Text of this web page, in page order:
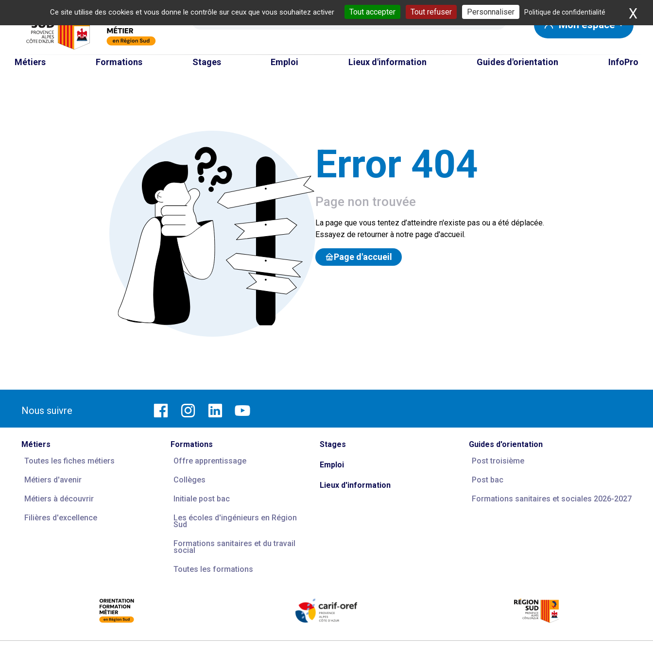
Ce site utilise des cookies et vous donne le contrôle sur ceux que vous souhaitez activer Tout accepter Tout refuser Personnaliser Politique de confidentialité X
Mon espace
Métiers Formations Stages Emploi Lieux d'information Guides d'orientation InfoPro
Error 404
Page non trouvée
La page que vous tentez d’atteindre n'existe pas ou a été déplacée.
Essayez de retourner à notre page d'accueil.
Page d'accueil
Nous suivre
Métiers
Toutes les fiches métiers
Métiers d'avenir
Métiers à découvrir
Filières d'excellence
Formations
Offre apprentissage
Collèges
Initiale post bac
Les écoles d'ingénieurs en Région
Sud
Formations sanitaires et du travail
social
Toutes les formations
Stages
Emploi
Lieux d'information
Guides d'orientation
Post troisième
Post bac
Formations sanitaires et sociales 2026-2027